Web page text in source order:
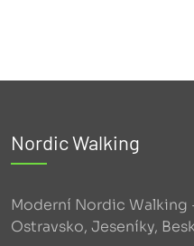
Nordic Walking
Moderní Nordic Walking
Ostravsko, Jeseníky,